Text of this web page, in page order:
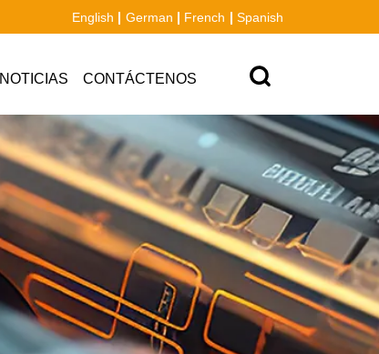
English German French Spanish
NOTICIAS CONTÁCTENOS